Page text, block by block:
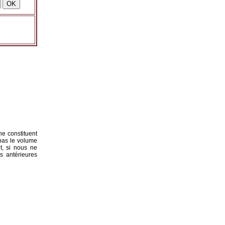
constituent
le volume
si nous ne
antérieures